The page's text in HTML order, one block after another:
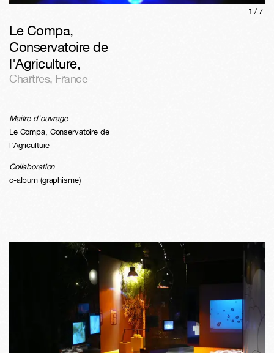
1/7
Le Compa,
Conservatoire de
l'Agriculture,
Chartres, France
Maitre d'ouvrage
Le Compa, Conservatoire de
l'Agriculture
Collaboration
c-album (graphisme)